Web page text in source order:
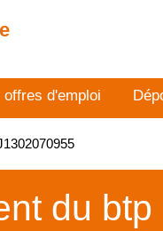
offres d'emploi
du btp